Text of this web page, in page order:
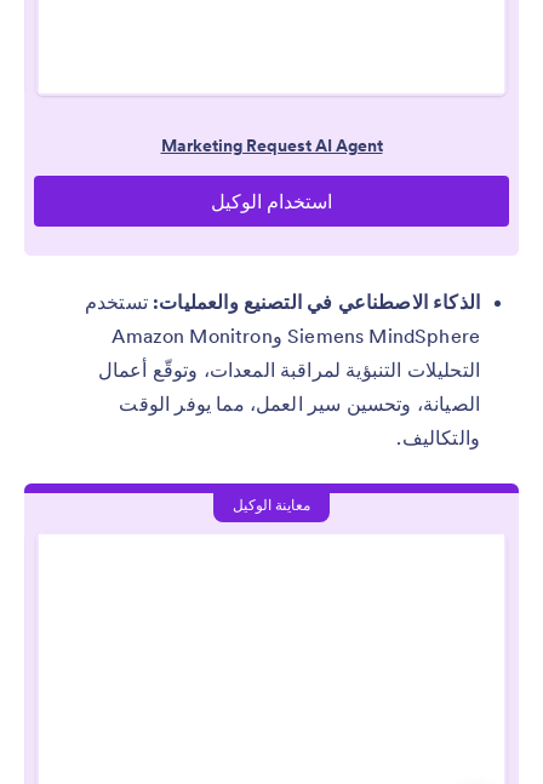
الذكاء الاصطناعي في التصنيع والعمليات: تستخدم
Siemens MindSphere وAmazon Monitron
التحليلات التنبؤية لمراقبة المعدات، وتوقّع أعمال
الصيانة، وتحسين سير العمل، مما يوفر الوقت
والتكاليف.